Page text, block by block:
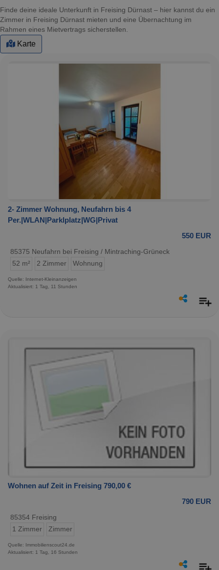
Finde deine ideale Unterkunft in Freising Dürnast – hier kannst du ein
Zimmer in Freising Dürnast mieten und eine Übernachtung im
Rahmen eines Mietvertrags sicherstellen.
Karte
2- Zimmer Wohnung, Neufahrn bis 4
Per.|WLAN|Parklplatz|WG|Privat
550 EUR
85375 Neufahrn bei Freising / Mintraching-Grüneck
52 m²
2 Zimmer Wohnung
Quelle: Internet-Kleinanzeigen
Aktualisiert: 1 Tag, 11 Stunden
Wohnen auf Zeit in Freising 790,00 €
790 EUR
85354 Freising
1 Zimmer
Zimmer
Quelle: Immobilienscout24.de
Aktualisiert: 1 Tag, 16 Stunden